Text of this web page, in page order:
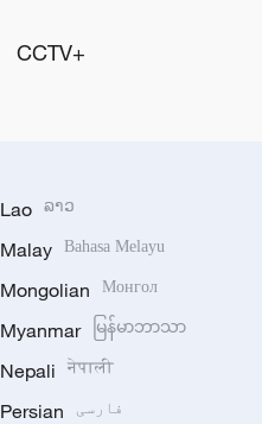
CCTV+
Lao ລາວ
Malay Bahasa Melayu
Mongolian Монгол
Myanmar မြန်မာဘာသာ
Nepali नेपाली
Persian فارسی